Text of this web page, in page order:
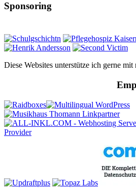
Sponsoring
Diese Websites unterstütze ich gerne